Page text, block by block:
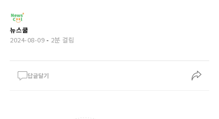
뉴스쿨
2024-08-09 - 2분 걸림
답글달기